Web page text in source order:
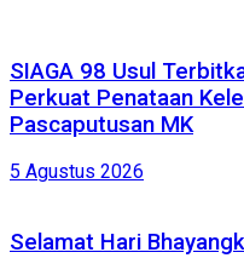
SIAGA 98 Usul
Perkuat Penataan
Pascaputusan MK
5 Agustus 2026
Selamat Hari